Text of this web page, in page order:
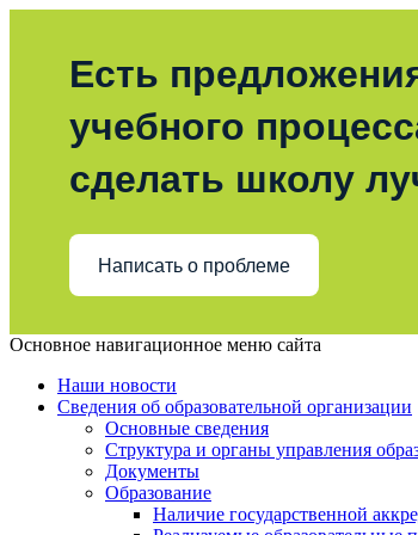
Есть
учебного
сделать школу
Написать о проблеме
Основное навигационное меню сайта
Наши новости
Сведения об образовательной организации
Основные сведения
Структура и органы управления
Документы
Образование
Наличие государственной